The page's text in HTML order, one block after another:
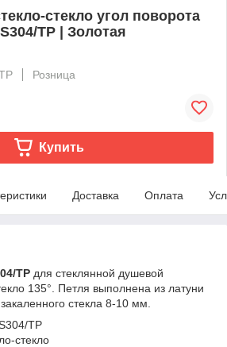
стекло угол поворота
TP | Золотая
Розница
Купить
Доставка Оплата
TP для стеклянной душевой
135°. Петля выполнена из латуни
стекла 8-10 мм.
TP
стекло